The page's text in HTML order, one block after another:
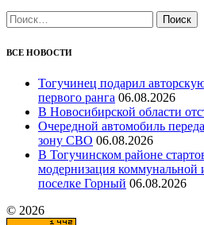
Найти:
ВСЕ НОВОСТИ
Тогучинец подарил
первого ранга 06.08.2026
В Новосибирской области
Очередной автомобиль
зону СВО 06.08.2026
В Тогучинском районе
модернизация коммунальной
поселке Горный 06.08.2026
© 2026